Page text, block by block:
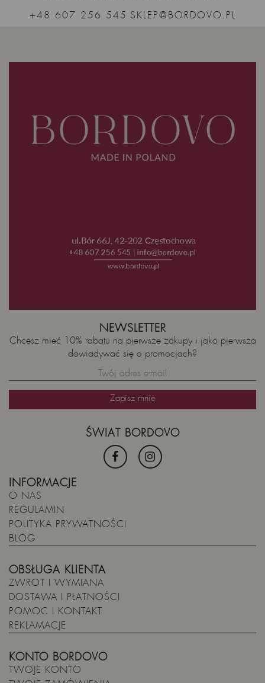
+48 607 256 545 SKLEP@BORDOVO.PL
INFORMACJE
O NAS
REGULAMIN
POLITYKA PRYWATNOŚCI
BLOG
OBSŁUGA KLIENTA
ZWROT I WYMIANA
DOSTAWA I PŁATNOŚCI
POMOC I KONTAKT
REKLAMACJE
KONTO BORDOVO
TWOJE KONTO
ŚWIAT BORDOVO
NEWSLETTER
Chcesz mieć 10% rabatu na pierwsze zakupy i jako pierwsza
dowiadywać się o promocjach?